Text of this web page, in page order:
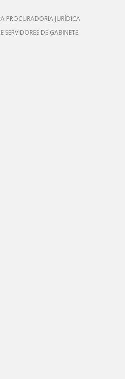
PROCURADORIA JURÍDICA
SERVIDORES DE GABINETE